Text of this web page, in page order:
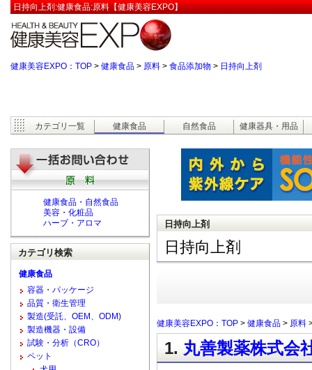
日持向上剤:健康食品:原料【健康美容EXPO】
健康美容EXPO：TOP > 健康食品 > 原料 > 食品添加物 > 日持向上剤
カテゴリ一覧 健康食品 自然食品 健康器具・用品
日持向上剤
日持向上剤
健康美容EXPO：TOP > 健康食品 > 原料
1. 丸善製薬株式会
健康食品・自然食品
美容・化粧品
ハーブ・アロマ
カテゴリ検索
健康食品
容器・パッケージ
品質・衛生管理
製造(受託、OEM、ODM)
製造機器・設備
試験・分析（CRO）
ペット